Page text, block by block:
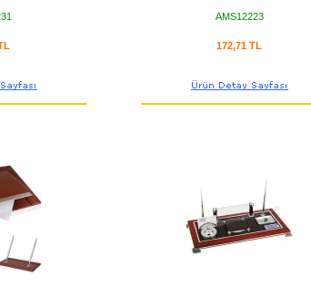
AMS12223
172,71 TL